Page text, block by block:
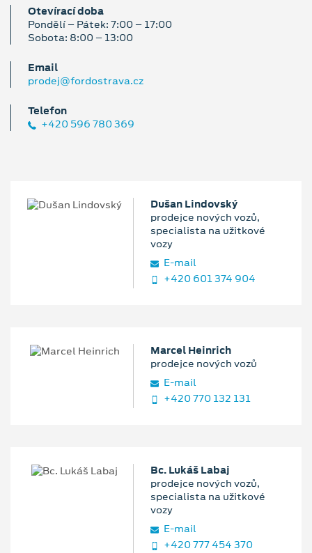
Otevírací doba
Pondělí – Pátek: 7:00 – 17:00
Sobota: 8:00 – 13:00
Email
prodej@fordostrava.cz
Telefon
+420 596 780 369
Dušan Lindovský
prodejce nových vozů,
specialista na užitkové
vozy
E‑mail
+420 601 374 904
Marcel Heinrich
prodejce nových vozů
E‑mail
+420 770 132 131
Bc. Lukáš Labaj
prodejce nových vozů,
specialista na užitkové
vozy
E‑mail
+420 777 454 370